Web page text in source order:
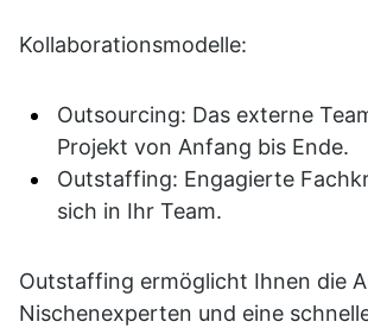
Kollaborationsmodelle:
Outsourcing: Das externe
Projekt von Anfang bis Ende.
Outstaffing: Engagierte
sich in Ihr Team.
Outstaffing ermöglicht Ihnen die
Nischenexperten und eine